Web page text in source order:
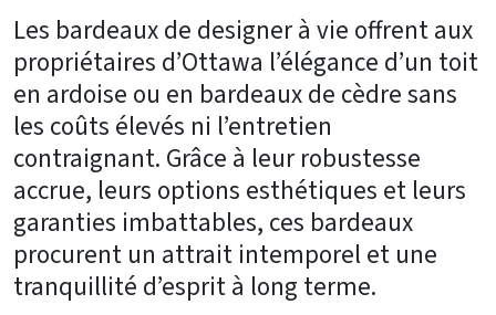
Entretien
de
toit
Puits
de
lumière
et
accessoires
À
propos
Les bardeaux de designer à vie offrent aux
propriétaires d’Ottawa l’élégance d’un toit
en ardoise ou en bardeaux de cèdre sans
les coûts élevés ni l’entretien
contraignant. Grâce à leur robustesse
accrue, leurs options esthétiques et leurs
garanties imbattables, ces bardeaux
procurent un attrait intemporel et une
tranquillité d’esprit à long terme.